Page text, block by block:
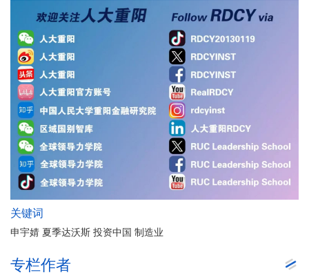
关键词
申宇婧 夏季达沃斯 投资中国 制造业
专栏作者